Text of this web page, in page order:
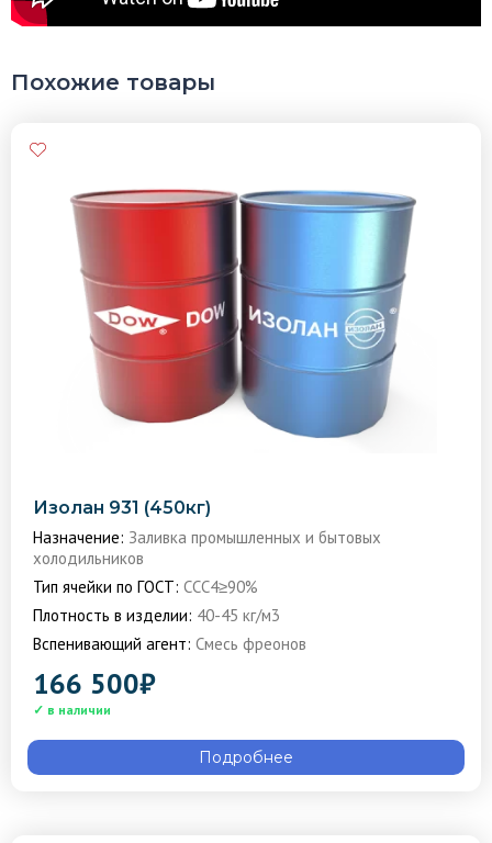
Похожие товары
Изолан 931 (450кг)
Назначение: Заливка промышленных и бытовых
холодильников
Тип ячейки по ГОСТ: ССС4≥90%
Плотность в изделии: 40-45 кг/м3
Вспенивающий агент: Смесь фреонов
166 500₽
Подробнее